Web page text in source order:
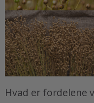
Hvad er fordelene